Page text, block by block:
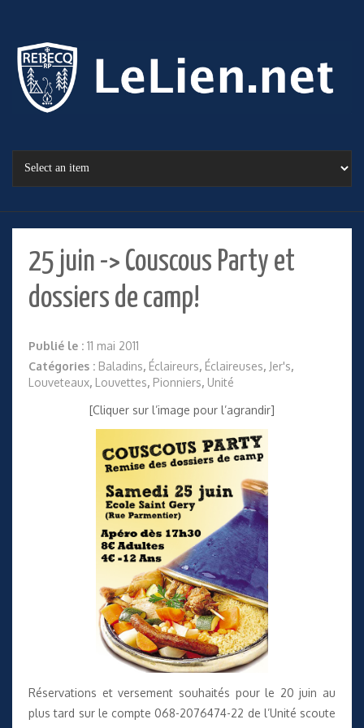
25 juin -> Couscous Party et
dossiers de camp!
Publié le : 11 mai 2011
Catégories : Baladins, Éclaireurs, Éclaireuses, Jer's,
Louveteaux, Louvettes, Pionniers, Unité
[Cliquer sur l’image pour l’agrandir]
Réservations et versement souhaités pour le 20 juin au
plus tard sur le compte 068-2076474-22 de l’Unité scoute